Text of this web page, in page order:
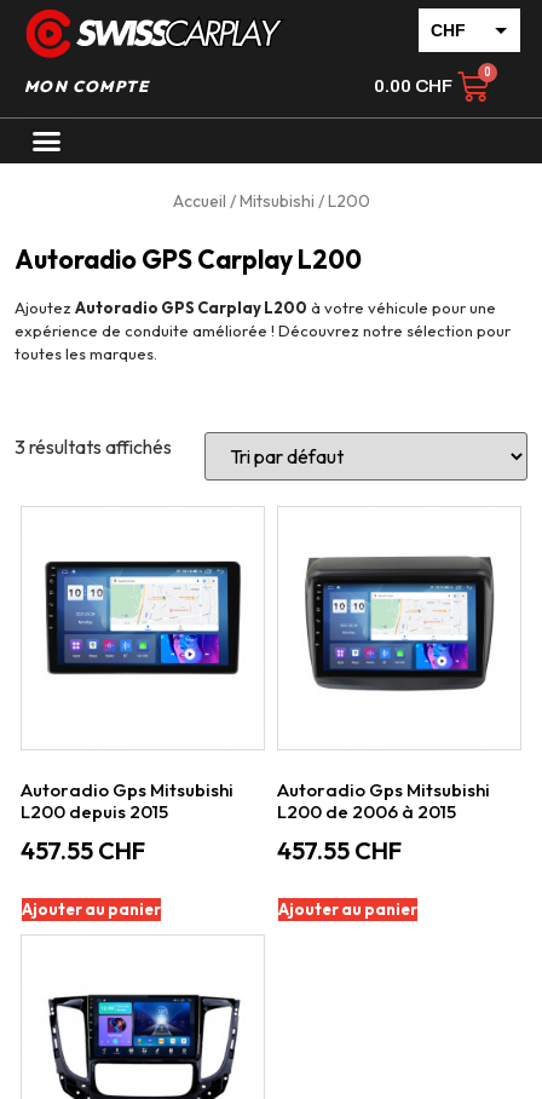
CHF
EUR
MON COMPTE 0.00 CHF
Accueil /Mitsubishi / L200
Autoradio GPS Carplay L200
Ajoutez Autoradio GPS Carplay L200 à votre véhicule pour une
expérience de conduite améliorée ! Découvrez notre sélection pour
toutes les marques.
3 résultats affichés
Autoradio Gps Mitsubishi
L200 depuis 2015
457.55 CHF
Ajouter au panier
Autoradio Gps Mitsubishi
L200 de 2006 à 2015
457.55 CHF
Ajouter au panier